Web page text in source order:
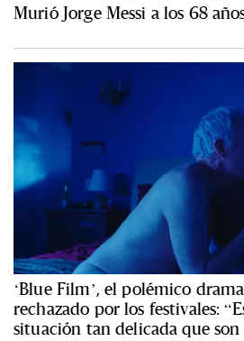
Murió Jorge Messi a los 68
‘Blue Film’, el polémico
rechazado por los festivales:
situación tan delicada que son